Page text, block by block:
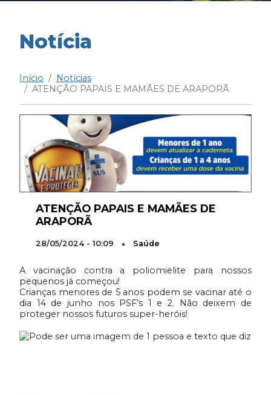
Notícia
Início
Notícias
ATENÇÃO PAPAIS E MAMÃES DE ARAPORÃ
ATENÇÃO PAPAIS E MAMÃES DE
ARAPORÃ
28/05/2024 - 10:09 Saúde
A vacinação contra a poliomielite para nossos
pequenos já começou!
Crianças menores de 5 anos podem se vacinar até o
dia 14 de junho nos PSF’s 1 e 2. Não deixem de
proteger nossos futuros super-heróis!